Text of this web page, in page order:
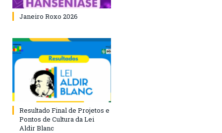
Janeiro Roxo 2026
Resultado Final de Projetos e
Pontos de Cultura da Lei
Aldir Blanc